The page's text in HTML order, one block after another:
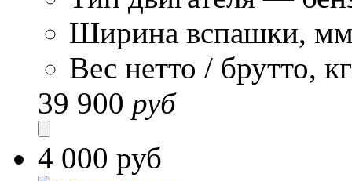
Ширина вспашки,
Вес нетто / брутто, кг
39 900 руб
4 000 руб